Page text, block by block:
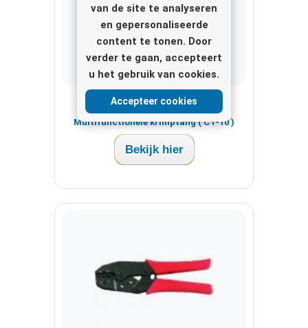
van de site te analyseren
en gepersonaliseerde
content te tonen. Door
verder te gaan, accepteert
u het gebruik van cookies.
Accepteer cookies
FM Coaxtools
Multifunctionele krimptang ( CT-10 )
Bekijk hier